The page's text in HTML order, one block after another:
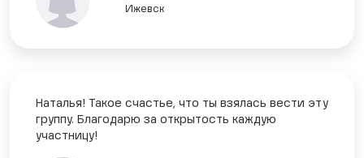
Ижевск
Наталья! Такое счастье, что ты взялась вести эту
группу. Благодарю за открытость каждую
участницу!